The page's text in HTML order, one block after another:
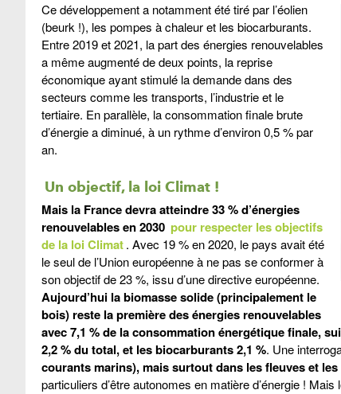
Ce développement a notamment été tiré par l’éolien
(beurk !), les pompes à chaleur et les biocarburants.
Entre 2019 et 2021, la part des énergies renouvelables
a même augmenté de deux points, la reprise
économique ayant stimulé la demande dans des
secteurs comme les transports, l’industrie et le
tertiaire. En parallèle, la consommation finale brute
d’énergie a diminué, à un rythme d’environ 0,5 % par
an.
Un objectif, la loi Climat!
Mais la France devra atteindre 33 % d’énergies
renouvelables en 2030 pour respecter les objectifs
de la loi Climat. Avec 19 % en 2020, le pays avait été
le seul de l’Union européenne à ne pas se conformer à
son objectif de 23 %, issu d’une directive européenne.
Aujourd’hui la biomasse solide (principalement le
bois) reste la première des énergies renouvelables
avec 7,1 % de la consommation énergétique finale,
2,2 % du total, et les biocarburants 2,1 %. Une
courants marins), mais surtout dans les fleuves et
particuliers d’être autonomes en matière d’énergie !